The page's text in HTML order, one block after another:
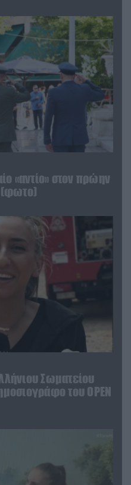
«αντίο» στον πρώην
(φωτο)
Σωματείου
του OPEN